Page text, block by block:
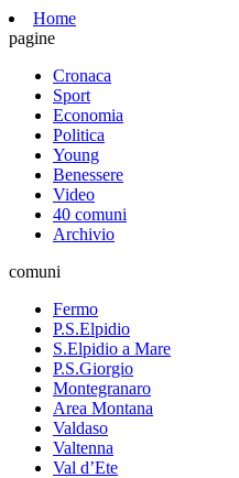
Home
pagine
Cronaca
Sport
Economia
Politica
Young
Benessere
Video
40 comuni
Archivio
comuni
Fermo
P.S.Elpidio
S.Elpidio a Mare
P.S.Giorgio
Montegranaro
Area Montana
Valdaso
Valtenna
Val d’Ete